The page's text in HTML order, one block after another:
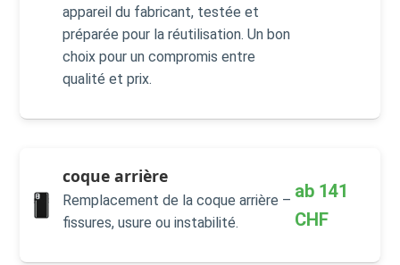
appareil du fabricant, testée et
préparée pour la réutilisation. Un bon
choix pour un compromis entre
qualité et prix.
coque arrière
Remplacement de la coque arrière –
fissures, usure ou instabilité.
ab 141
CHF